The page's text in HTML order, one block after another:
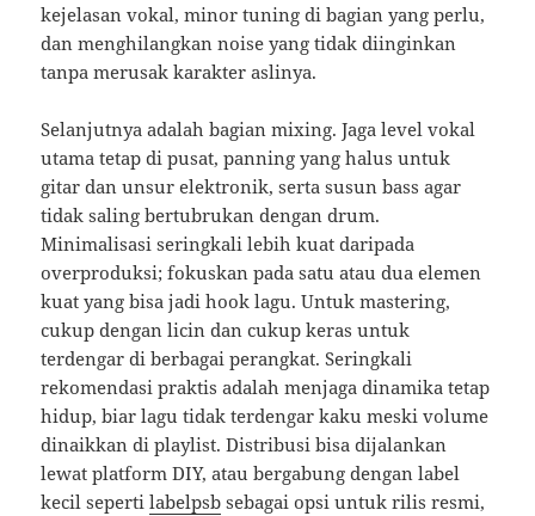
kejelasan vokal, minor tuning di bagian yang perlu,
dan menghilangkan noise yang tidak diinginkan
tanpa merusak karakter aslinya.
Selanjutnya adalah bagian mixing. Jaga level vokal
utama tetap di pusat, panning yang halus untuk
gitar dan unsur elektronik, serta susun bass agar
tidak saling bertubrukan dengan drum.
Minimalisasi seringkali lebih kuat daripada
overproduksi; fokuskan pada satu atau dua elemen
kuat yang bisa jadi hook lagu. Untuk mastering,
cukup dengan licin dan cukup keras untuk
terdengar di berbagai perangkat. Seringkali
rekomendasi praktis adalah menjaga dinamika tetap
hidup, biar lagu tidak terdengar kaku meski volume
dinaikkan di playlist. Distribusi bisa dijalankan
lewat platform DIY, atau bergabung dengan label
kecil sepertilabelpsb sebagai opsi untuk rilis resmi,